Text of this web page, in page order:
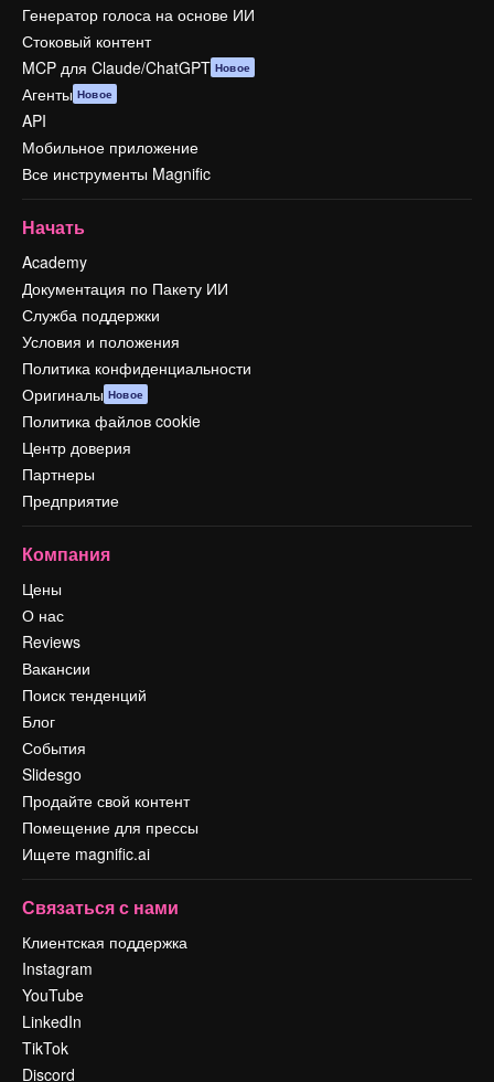
Генератор голоса на основе ИИ
Стоковый контент
MCP для Claude/ChatGPT Новое
Агенты Новое
API
Мобильное приложение
Все инструменты Magnific
Начать
Academy
Документация по Пакету ИИ
Служба поддержки
Условия и положения
Политика конфиденциальности
Оригиналы Новое
Политика файлов cookie
Центр доверия
Партнеры
Предприятие
Компания
Цены
О нас
Reviews
Вакансии
Поиск тенденций
Блог
События
Slidesgo
Продайте свой контент
Помещение для прессы
Ищете magnific.ai
Связаться с нами
Клиентская поддержка
Instagram
YouTube
LinkedIn
TikTok
Discord